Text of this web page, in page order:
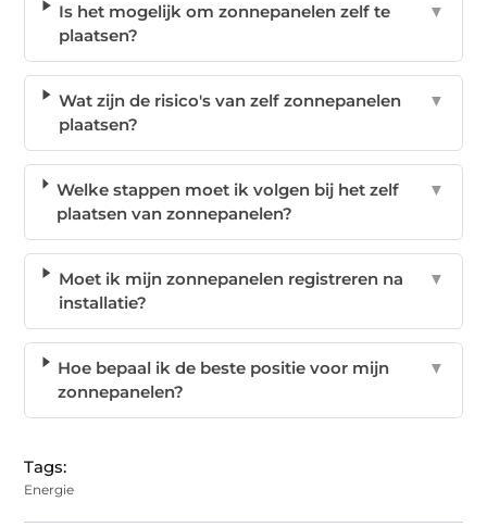
Is het mogelijk om zonnepanelen zelf te
plaatsen?
▼
Wat zijn de risico's van zelf zonnepanelen
plaatsen?
▼
Welke stappen moet ik volgen bij het zelf
plaatsen van zonnepanelen?
▼
Moet ik mijn zonnepanelen registreren na
installatie?
▼
Hoe bepaal ik de beste positie voor mijn
zonnepanelen?
▼
Tags:
Energie